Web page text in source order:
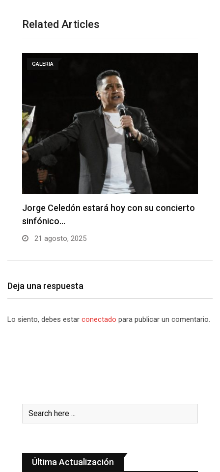
Related Articles
GALERIA
Fabian Corrales con sus grandes éxitos en
La…
21 agosto, 2025
Deja una respuesta
Lo siento, debes estar conectado para publicar un comentario.
Última Actualización